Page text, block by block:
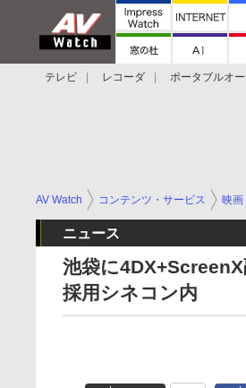
テレビ レコーダ ポータブルオ
AV Watch コンテンツ・サービス 映画
ニュース
池袋に
採用シネコン内